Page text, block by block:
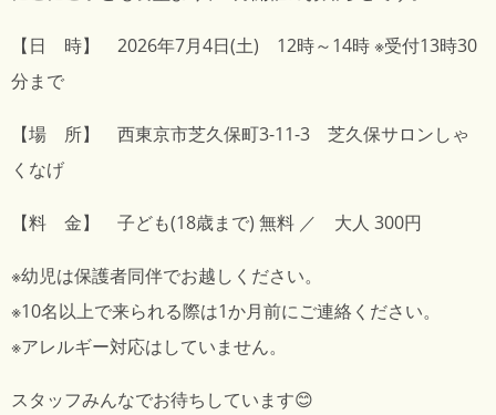
【日 時】 2026年7月4日(土) 12時～14時 ※受付13時30
分まで
【場 所】 西東京市芝久保町3-11-3 芝久保サロンしゃ
くなげ
【料 金】 子ども(18歳まで) 無料 ／ 大人 300円
※幼児は保護者同伴でお越しください。
※10名以上で来られる際は1か月前にご連絡ください。
※アレルギー対応はしていません。
スタッフみんなでお待ちしています😊